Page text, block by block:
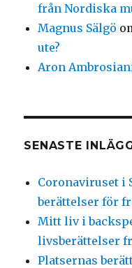
från Nordiska
Magnus Sälgö
ute?
Aron
SENASTE
Coronaviruset i
berättelser för
Mitt liv i
livsberättelser
Platsernas